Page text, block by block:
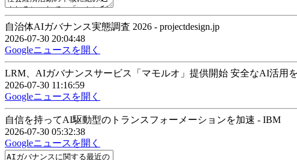
自治体AIガバナンス実態調査 2026 - projectdesign.jp
2026-07-30 20:04:48
Googleニュースを開く
LRM、AIガバナンスサービス「マモルオ」提供開始 安全なAI活用を
2026-07-30 11:16:59
Googleニュースを開く
自信を持ってAI駆動型のトランスフォーメーションを加速 - IBM
2026-07-30 05:32:38
Googleニュースを開く